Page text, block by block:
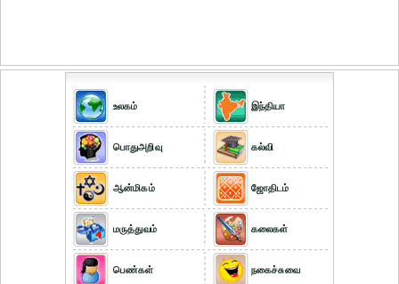
உலகம்
பொதுஅறிவு
ஆன்மிகம்
மருத்துவம்
பெண்கள்
இந்தியா
கல்வி
ஜோதிடம்
கலைகள்
நகைச்சுவை